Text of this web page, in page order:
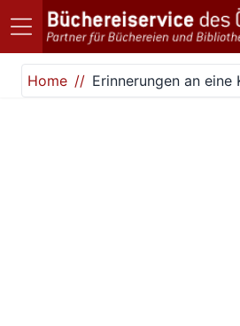
Direkt zum Inhalt
Home
Erinnerungen an eine